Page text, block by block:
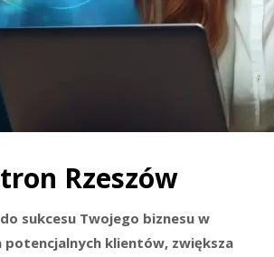
Rzeszów
sukcesu Twojego biznesu w
klientów, zwiększa